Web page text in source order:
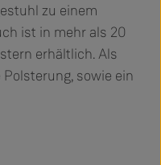
zu einem
ist in mehr als 20
erhältlich. Als
sowie ein